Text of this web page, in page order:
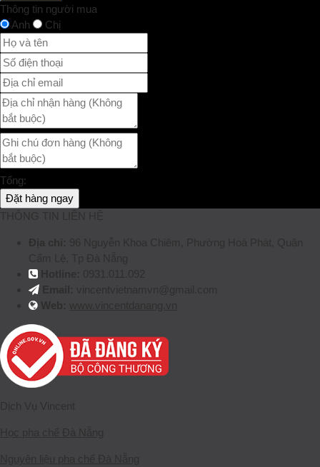
Thông tin người mua
Anh
Chị
Tổng:
Đặt hàng ngay